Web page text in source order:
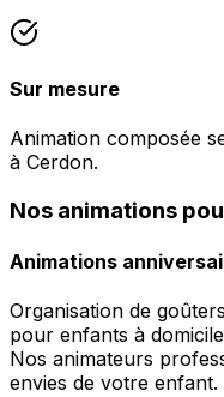
Sur mesure
Animation composée
à Cerdon.
Nos animations
Animations
Organisation de
pour enfants à
Nos animateurs
envies de votre enfant.